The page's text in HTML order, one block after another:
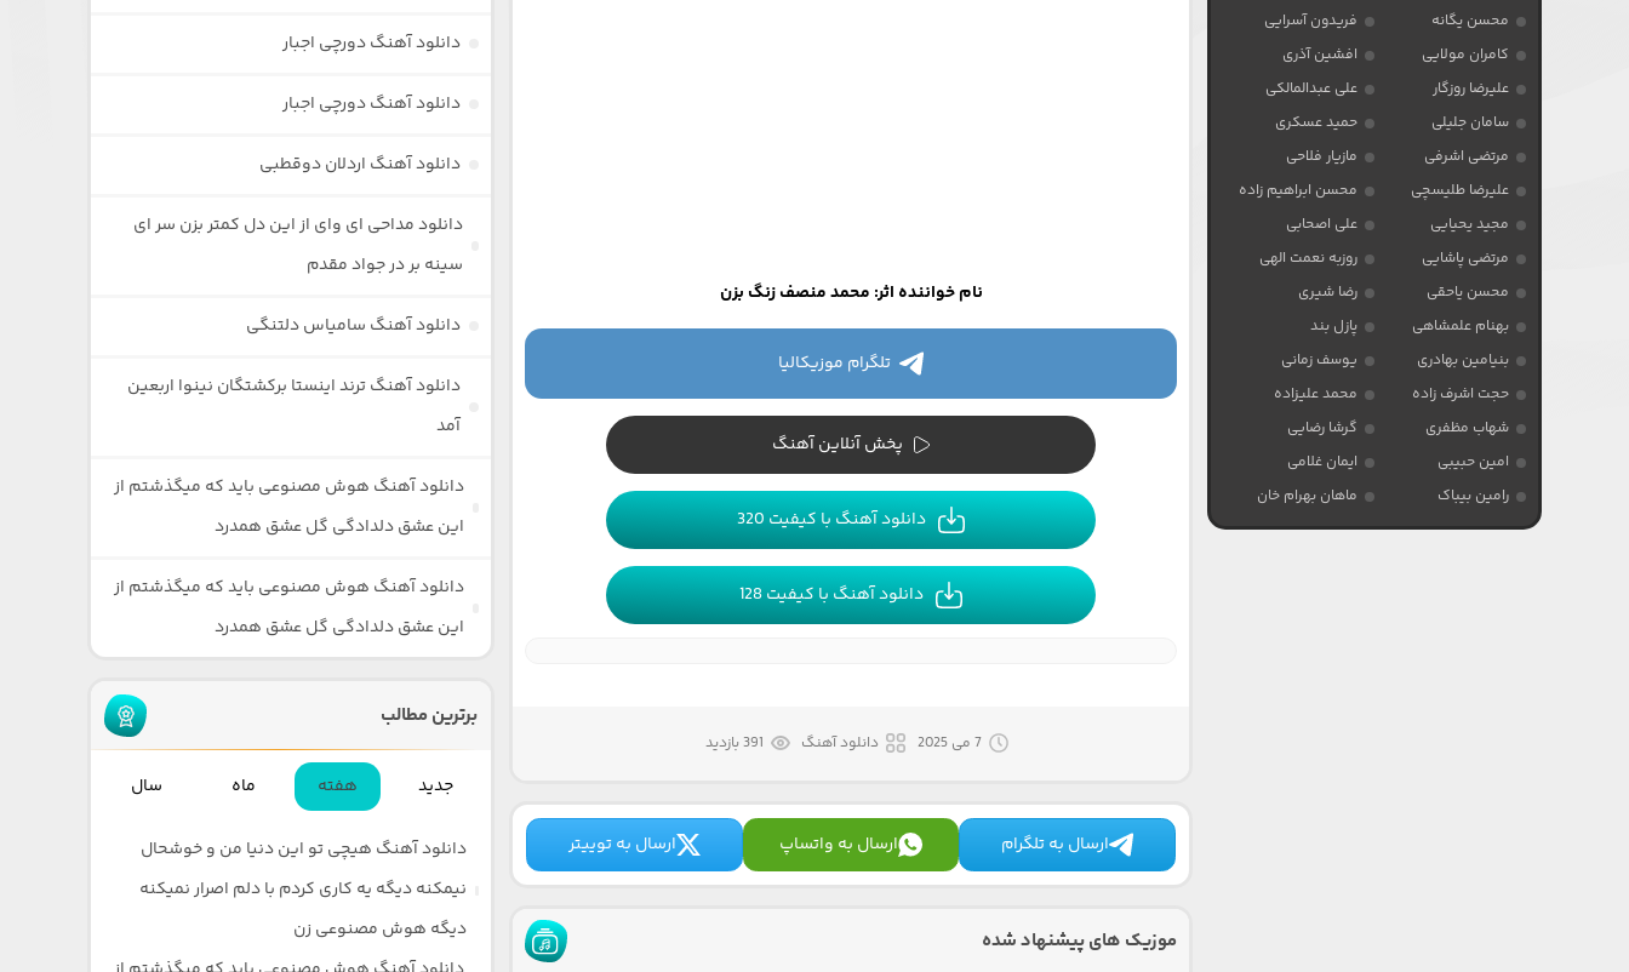
نام خواننده اثر: محمد منصف زنگ بزن
تلگرام موزیکالیا
پخش آنلاین آهنگ
دانلود آهنگ با کیفیت 320
دانلود آهنگ با کیفیت 128
7 می 2025 دانلود آهنگ 391 بازدید
ارسال به تلگرام ارسال به واتساپ ارسال به توییتر
موزیک های پیشنهاد شده
محسن یگانه
فریدون آسرایی
کامران مولایی
افشین آذری
علیرضا روزگار
علی عبدالمالکی
سامان جلیلی
حمید عسکری
مرتضی اشرفی
مازیار فلاحی
علیرضا طلیسچی
محسن ابراهیم زاده
مجید یحیایی
علی اصحابی
مرتضی پاشایی
روزبه نعمت الهی
محسن یاحقی
رضا شیری
بهنام علمشاهی
پازل بند
بنیامین بهادری
یوسف زمانی
حجت اشرف زاده
محمد علیزاده
شهاب مظفری
گرشا رضایی
امین حبیبی
ایمان غلامی
رامین بیباک
ماهان بهرام خان
دانلود آهنگ دورچی اجبار
دانلود آهنگ دورچی اجبار
دانلود آهنگ اردلان دوقطبی
دانلود مداحی ای وای از این دل کمتر بزن سر ای
سینه بر در جواد مقدم
دانلود آهنگ سامیاس دلتنگی
دانلود آهنگ ترند اینستا برکشتگان نینوا اربعین
آمد
دانلود آهنگ هوش مصنوعی باید که میگذشتم از
این عشق دلدادگی گل عشق همدرد
دانلود آهنگ هوش مصنوعی باید که میگذشتم از
این عشق دلدادگی گل عشق همدرد
برترین مطالب
جدید هفته ماه سال
دانلود آهنگ هیچی تو این دنیا من و خوشحال
نیمکنه دیگه یه کاری کردم با دلم اصرار نمیکنه
دیگه هوش مصنوعی زن